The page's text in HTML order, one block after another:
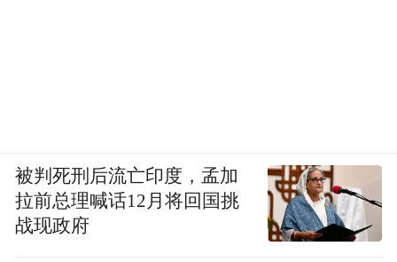
被判死刑后流亡印度，孟加
拉前总理喊话12月将回国挑
战现政府